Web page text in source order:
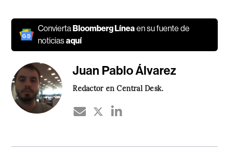
ConviertaBloomberg Línea en su fuente de
noticiasaquí
Juan Pablo Álvarez
Redactor en Central Desk.